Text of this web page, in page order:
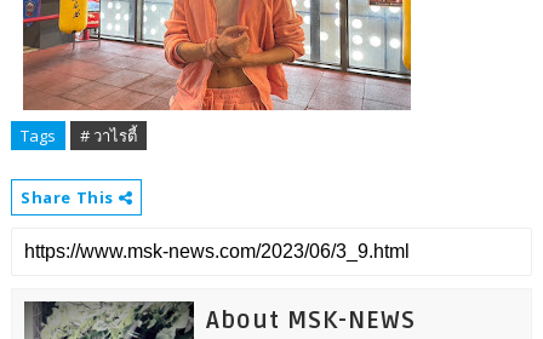
Tags # วาไรตี้
Share This
About MSK-NEWS